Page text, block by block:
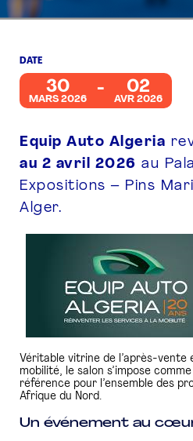
PRESSE
DATE
30
MARS 2026
02
AVR 2026
Equip Auto Algeria
au 2 avril 2026 au
Expositions – Pins
Alger.
Véritable vitrine de l’après-vente
mobilité, le salon s’impose
référence pour l’ensemble des
Afrique du Nord.
Un événement au